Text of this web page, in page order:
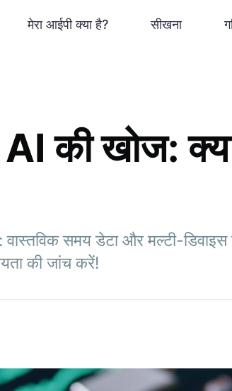
मेरा आईपी क्या है? सीखना
की खोज:
समय डेटा और मल्टी-डिवाइस
की जांच करें!